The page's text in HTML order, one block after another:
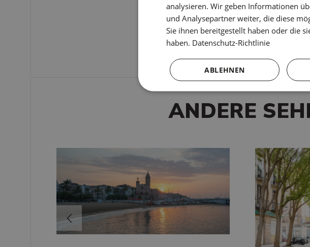
ANDERE
analysieren. Wir geben Informationen
und Analysepartner weiter, die diese
Sie ihnen bereitgestellt haben oder die
haben. Datenschutz-Richtlinie
ABLEHNEN